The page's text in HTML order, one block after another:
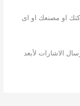
او مصنعك او اى
الاشارات لأبعد